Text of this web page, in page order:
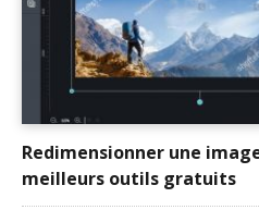
Redimensionner une
meilleurs outils gratuits